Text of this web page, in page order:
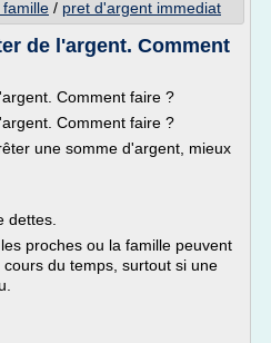
/ pret d'argent immediat
de l'argent. Comment
Comment faire ?
Comment faire ?
une somme d'argent, mieux
dettes.
proches ou la famille peuvent
du temps, surtout si une